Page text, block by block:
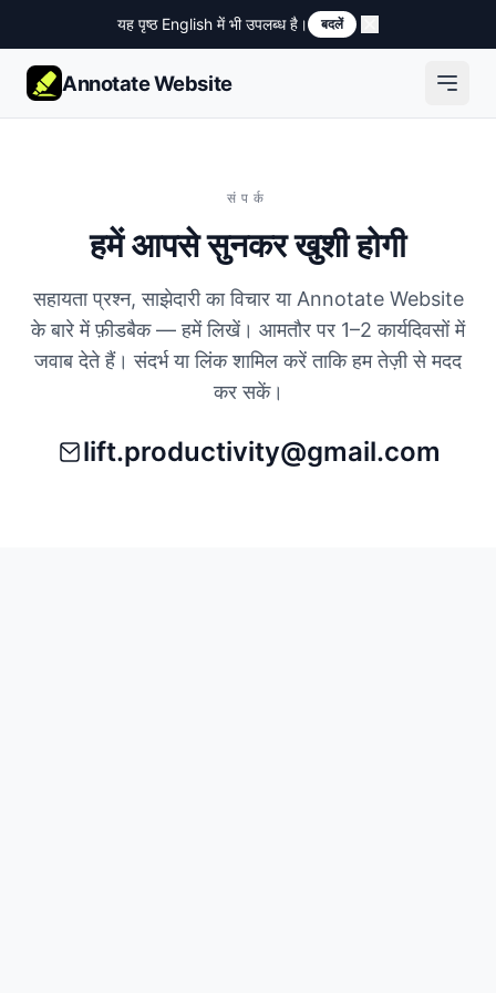
यह पृष्ठ English में भी उपलब्ध है। बदलें
Annotate Website
संपर्क
हमें आपसे सुनकर खुशी होगी
सहायता प्रश्न, साझेदारी का विचार या Annotate Website
के बारे में फ़ीडबैक — हमें लिखें। आमतौर पर 1–2 कार्यदिवसों में
जवाब देते हैं। संदर्भ या लिंक शामिल करें ताकि हम तेज़ी से मदद
कर सकें।
lift.productivity@gmail.com